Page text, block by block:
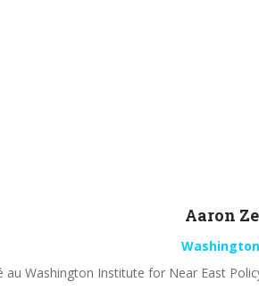
Aaron
Washington
au Washington Institute for Near East